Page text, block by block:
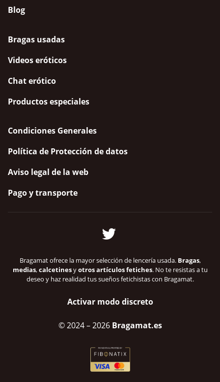
Blog
Bragas usadas
Videos eróticos
Chat erótico
Productos especiales
Condiciones Generales
Política de Protección de datos
Aviso legal de la web
Pago y transporte
Bragamat ofrece la mayor selección de lencería usada. Bragas,
medias,calcetinesyotros artículos fetiches. No te resistas a tu
deseo y haz realidad tus sueños fetichistas con Bragamat.
Activar modo discreto
© 2024– 2026 Bragamat.es